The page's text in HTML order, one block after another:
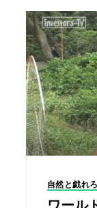
自然と戯れ